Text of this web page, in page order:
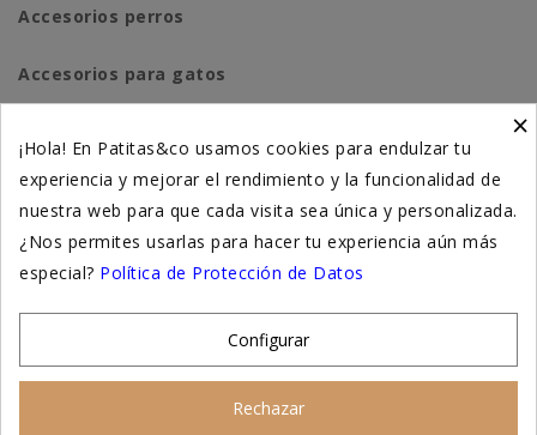
Accesorios perros
Accesorios para gatos
Higiene y salud gatos
Suplementación natural
Nuestras tiendas
×
¡Hola! En Patitas&co usamos cookies para endulzar tu
experiencia y mejorar el rendimiento y la funcionalidad de
nuestra web para que cada visita sea única y personalizada.
¿Nos permites usarlas para hacer tu experiencia aún más
especial? Política de Protección de Datos
Configurar
Rechazar